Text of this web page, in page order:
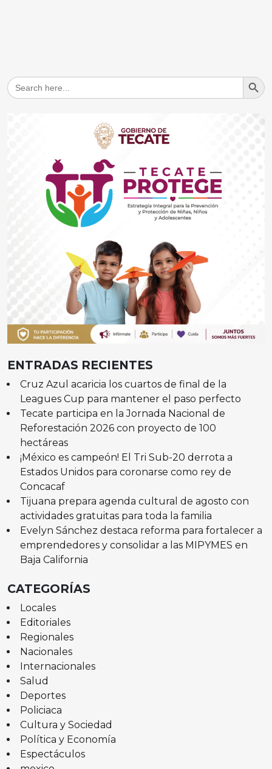
Search
for:
Search
ENTRADAS RECIENTES
Cruz Azul acaricia los cuartos de final de la
Leagues Cup para mantener el paso perfecto
Tecate participa en la Jornada Nacional de
Reforestación 2026 con proyecto de 100
hectáreas
¡México es campeón! El Tri Sub-20 derrota a
Estados Unidos para coronarse como rey de
Concacaf
Tijuana prepara agenda cultural de agosto con
actividades gratuitas para toda la familia
Evelyn Sánchez destaca reforma para fortalecer a
emprendedores y consolidar a las MIPYMES en
Baja California
CATEGORÍAS
Locales
Editoriales
Regionales
Nacionales
Internacionales
Salud
Deportes
Policiaca
Cultura y Sociedad
Política y Economía
Espectáculos